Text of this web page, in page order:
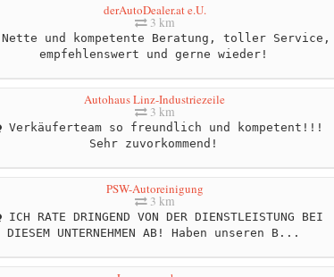
derAutoDealer.at e.U.
3 km
Nette und kompetente Beratung, toller Service,
empfehlenswert und gerne wieder!
Autohaus Linz-Industriezeile
3 km
Verkäuferteam so freundlich und kompetent!!!
Sehr zuvorkommend!
PSW-Autoreinigung
3 km
ICH RATE DRINGEND VON DER DIENSTLEISTUNG BEI
DIESEM UNTERNEHMEN AB! Haben unseren B...